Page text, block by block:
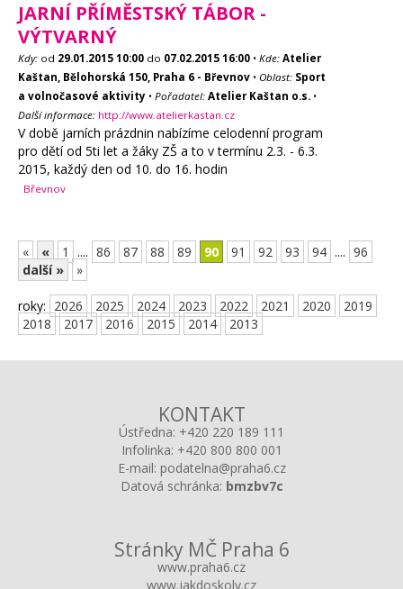
JARNÍ PŘÍMĚSTSKÝ TÁBOR -
VÝTVARNÝ
Kdy: od 29.01.2015 10:00 do 07.02.2015 16:00 • Kde: Atelier
Kaštan, Bělohorská 150, Praha 6 - Břevnov • Oblast: Sport
a volnočasové aktivity • Pořadatel: Atelier Kaštan o.s. •
Další informace: http://www.atelierkastan.cz
V době jarních prázdnin nabízíme celodenní program
pro dětí od 5ti let a žáky ZŠ a to v termínu 2.3. - 6.3.
2015, každý den od 10. do 16. hodin
Břevnov
« « 1 .... 86 87 88 89 90 91 92 93 94 .... 96
další »
»
roky: 2026 2025 2024 2023 2022 2021 2020
2019
2018
2017 2016 2015 2014 2013
KONTAKT
Ústředna: +420 220 189 111
Infolinka: +420 800 800 001
E-mail: podatelna@praha6.cz
Datová schránka: bmzbv7c
Stránky MČ Praha 6
www.praha6.cz
www.jakdoskoly.cz